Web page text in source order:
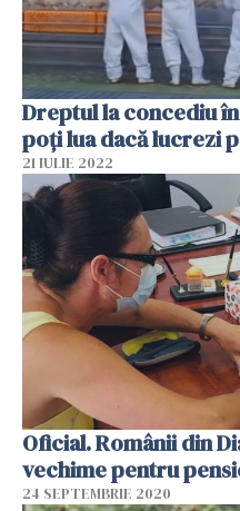
Dreptul la concediu
poți lua dacă lucrezi
21 IULIE 2022
Oficial. Românii din
vechime pentru
24 SEPTEMBRIE 2020